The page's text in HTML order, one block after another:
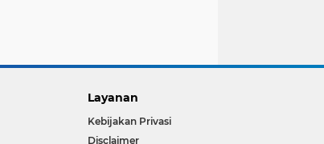
Layanan
Kebijakan Privasi
Disclaimer